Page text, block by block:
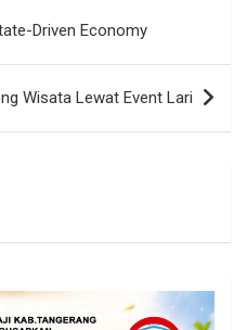
Driven Economy
Wisata Lewat Event Lari